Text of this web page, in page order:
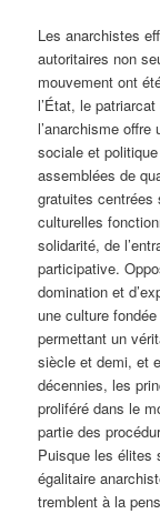
Les anarchistes
autoritaires non
mouvement ont
l’État, le
l’anarchisme offre
sociale et
assemblées de
gratuites centrées
culturelles
solidarité, de
participative.
domination et
une culture
permettant un
siècle et demi, et
décennies, les
proliféré dans le
partie des
Puisque les élites
égalitaire
tremblent à la